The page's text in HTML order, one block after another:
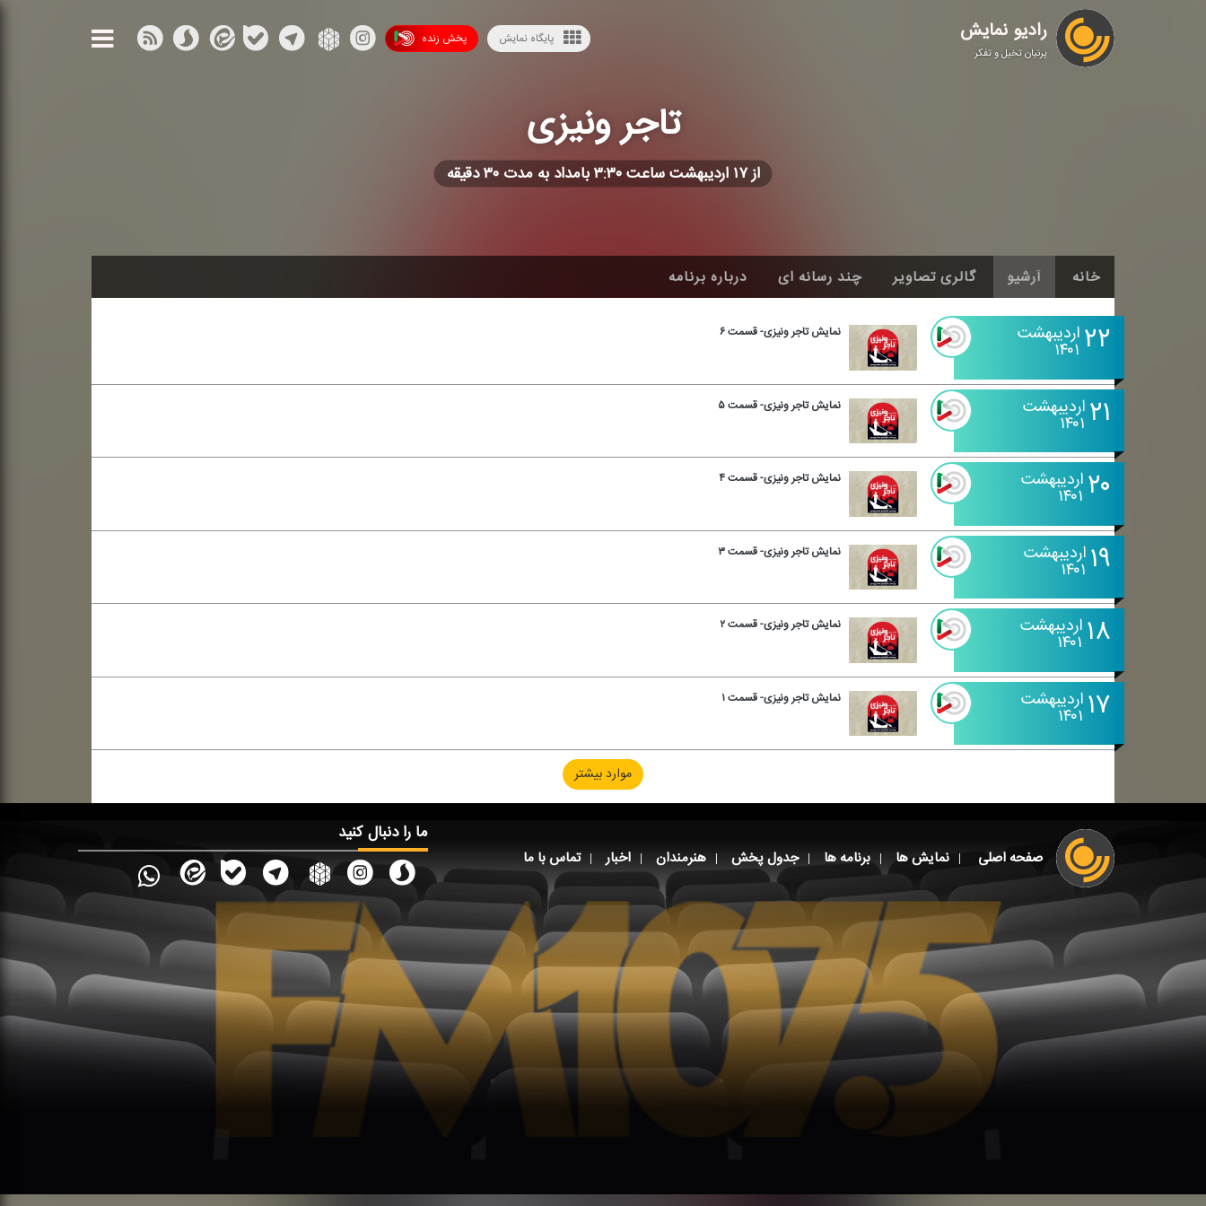
رادیو نمایش
پرنیان تخیل و تفکر
پخش زنده پایگاه نمایش
تاجر ونیزی
از ۱۷ اردیبهشت ساعت ۳:۳۰ بامداد به مدت ۳۰ دقیقه
خانه آرشیو گالری تصاویر چند رسانه ای درباره برنامه
۲۲اردیبهشت
۱۴۰۱
نمایش تاجر ونیزی- قسمت ۶
۲۱اردیبهشت
۱۴۰۱
نمایش تاجر ونیزی- قسمت ۵
۲۰اردیبهشت
۱۴۰۱
نمایش تاجر ونیزی- قسمت ۴
۱۹اردیبهشت
۱۴۰۱
نمایش تاجر ونیزی- قسمت ۳
۱۸اردیبهشت
۱۴۰۱
نمایش تاجر ونیزی- قسمت ۲
۱۷اردیبهشت
۱۴۰۱
نمایش تاجر ونیزی- قسمت ۱
موارد بیشتر
صفحه اصلی نمایش ها برنامه ها جدول پخش هنرمندان اخبار تماس با ما
ما را دنبال کنید